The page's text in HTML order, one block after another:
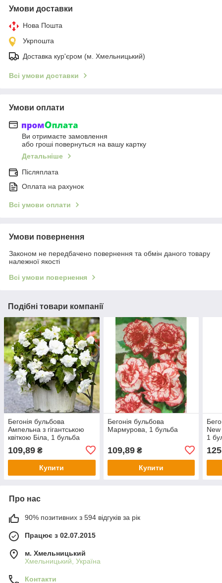
Умови доставки
Нова Пошта
Укрпошта
Доставка кур'єром (м. Хмельницький)
Всі умови доставки
Умови оплати
Ви отримаєте замовлення
або гроші повернуться на вашу картку
Детальніше
Післяплата
Оплата на рахунок
Всі умови оплати
Умови повернення
Законом не передбачено повернення та обмін даного товару
належної якості
Всі умови повернення
Подібні товари компанії
Бегонія бульбова
Ампельна з гігантською
квіткою Біла, 1 бульба
109,89 ₴
Купити
Бегонія бульбова
Мармурова, 1 бульба
109,89₴
Купити
1
125
Про нас
90% позитивних з 594 відгуків за рік
Працює з 02.07.2015
м. Хмельницький
Хмельницький, Україна
Контакти